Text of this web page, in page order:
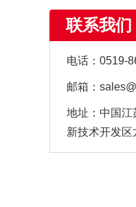
联系我们
电话： 0519-
邮箱：
地址： 中国江
新技术开发区